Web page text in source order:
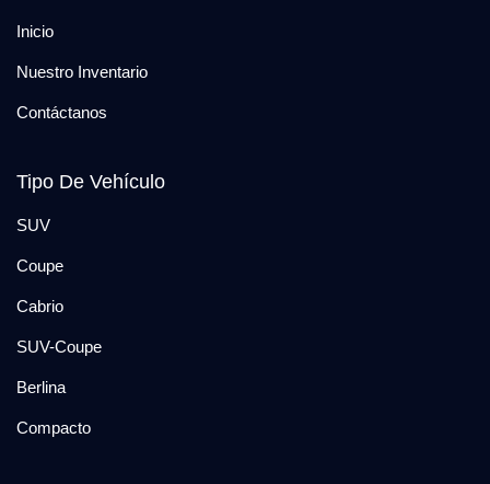
Inicio
Nuestro Inventario
Contáctanos
Tipo De Vehículo
SUV
Coupe
Cabrio
SUV-Coupe
Berlina
Compacto